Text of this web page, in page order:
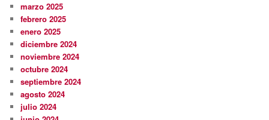
marzo 2025
febrero 2025
enero 2025
diciembre 2024
noviembre 2024
octubre 2024
septiembre 2024
agosto 2024
julio 2024